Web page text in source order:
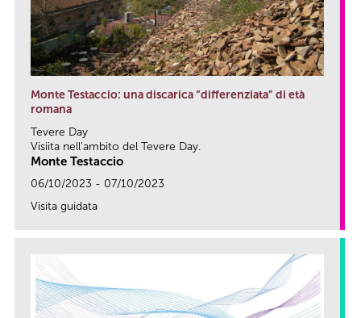
Monte Testaccio: una discarica “differenziata” di età
romana
Tevere Day
Visiita nell'ambito del Tevere Day.
Monte Testaccio
06/10/2023 - 07/10/2023
Visita guidata